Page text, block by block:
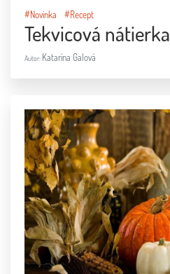
#Novinka #Recept
Tekvicová nátierka
Autor: Katarína Galová